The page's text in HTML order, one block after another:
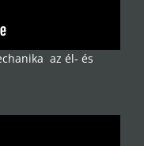
az él- és